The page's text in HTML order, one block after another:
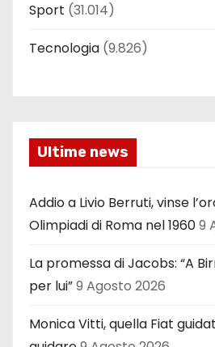
Sport (31.014)
Tecnologia (9.826)
Ultime news
Addio a Livio Berruti, vinse
Olimpiadi di Roma nel 19609
La promessa di Jacobs: “A
per lui”9 Agosto 2026
Monica Vitti, quella Fiat